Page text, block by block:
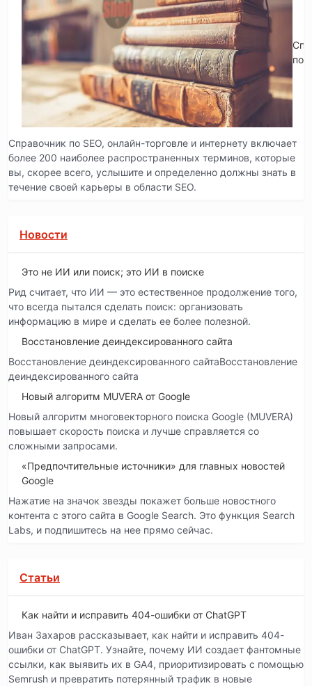
по
Справочник по SEO, онлайн-торговле и интернету включает
более 200 наиболее распространенных терминов, которые
вы, скорее всего, услышите и определенно должны знать в
течение своей карьеры в области SEO.
Новости
Это не ИИ или поиск; это ИИ в поиске
Рид считает, что ИИ — это естественное продолжение того,
что всегда пытался сделать поиск: организовать
информацию в мире и сделать ее более полезной.
Восстановление деиндексированного сайта
Восстановление деиндексированного сайтаВосстановление
деиндексированного сайта
Новый алгоритм MUVERA от Google
Новый алгоритм многовекторного поиска Google (MUVERA)
повышает скорость поиска и лучше справляется со
сложными запросами.
«Предпочтительные источники» для главных новостей
Google
Нажатие на значок звезды покажет больше новостного
контента с этого сайта в Google Search. Это функция Search
Labs, и подпишитесь на нее прямо сейчас.
Статьи
Как найти и исправить 404-ошибки от ChatGPT
Иван Захаров рассказывает, как найти и исправить 404-
ошибки от ChatGPT. Узнайте, почему ИИ создает фантомные
ссылки, как выявить их в GA4, приоритизировать с помощью
Semrush и превратить потерянный трафик в новые